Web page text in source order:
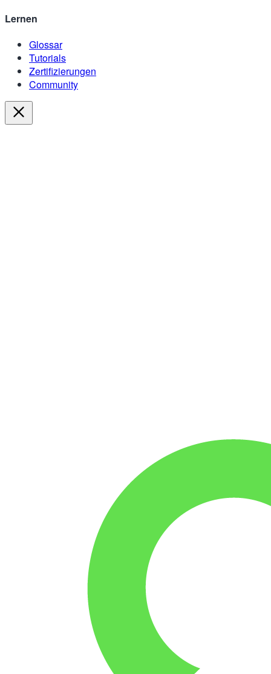
Lernen
Glossar
Tutorials
Zertifizierungen
Community